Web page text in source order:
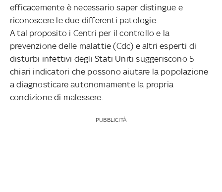
efficacemente è necessario saper distingue e
riconoscere le due differenti patologie.
A tal proposito i Centri per il controllo e la
prevenzione delle malattie (Cdc) e altri esperti di
disturbi infettivi degli Stati Uniti suggeriscono 5
chiari indicatori che possono aiutare la popolazione
a diagnosticare autonomamente la propria
condizione di malessere.
PUBBLICITÀ